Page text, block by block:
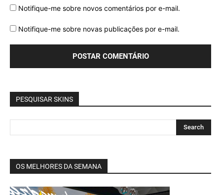
Notifique-me sobre novos comentários por e-mail.
Notifique-me sobre novas publicações por e-mail.
PESQUISAR SKINS
OS MELHORES DA SEMANA